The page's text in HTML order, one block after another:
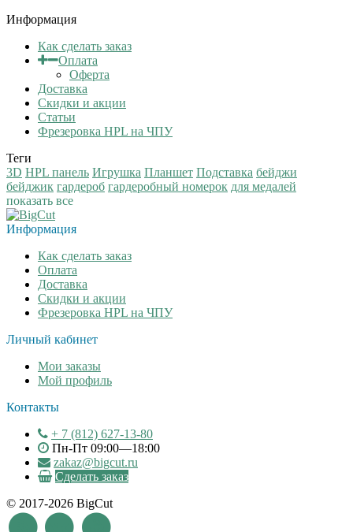
Информация
Как сделать заказ
Оплата
Оферта
Доставка
Скидки и акции
Статьи
Фрезеровка HPL на ЧПУ
Теги
3D HPL панель Игрушка Планшет Подставка бейджи
бейджик гардероб гардеробный номерок для медалей
показать все
Информация
Как сделать заказ
Оплата
Доставка
Скидки и акции
Фрезеровка HPL на ЧПУ
Личный кабинет
Мои заказы
Мой профиль
Контакты
+ 7 (812) 627-13-80
Пн-Пт 09:00—18:00
zakaz@bigcut.ru
Сделать заказ
© 2017-2026 BigCut